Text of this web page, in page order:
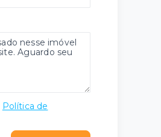
Política de